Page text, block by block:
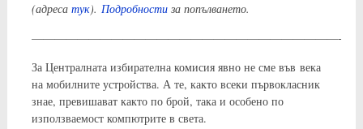
(адреса тук). Подробностиза попълването.
———————————————————————————-
За Централната избирателна комисия явно не сме във века
на мобилните устройства. А те, както всеки първокласник
знае, превишават както по брой, така и особено по
използваемост компютрите в света.